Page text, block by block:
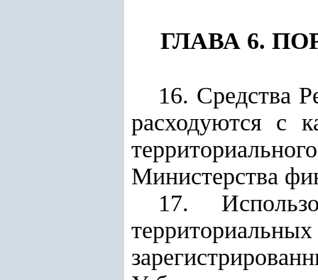
ГЛАВА 6.
16. Средства
расходуются с
Министерства
17.